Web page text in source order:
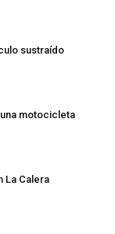
sustraído
motocicleta
La Calera